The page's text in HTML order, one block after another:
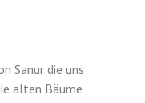
Sanur die uns
alten Bäume